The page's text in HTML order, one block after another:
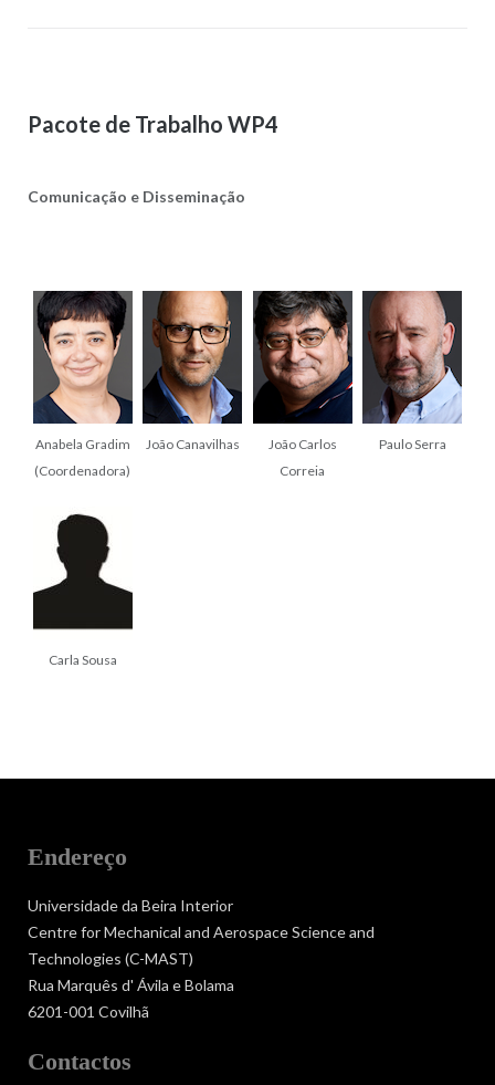
Pacote de Trabalho WP4
Comunicação e Disseminação
Anabela Gradim
(Coordenadora)
João Canavilhas
João Carlos
Correia
Paulo Serra
Carla Sousa
Endereço
Universidade da Beira Interior
Centre for Mechanical and Aerospace Science and
Technologies (C-MAST)
Rua Marquês d' Ávila e Bolama
6201-001 Covilhã
Contactos